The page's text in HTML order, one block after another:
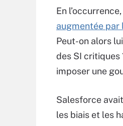
En
augmentée par
Peut-on alors
des SI critiques
imposer une
Salesforce avait
les biais et les